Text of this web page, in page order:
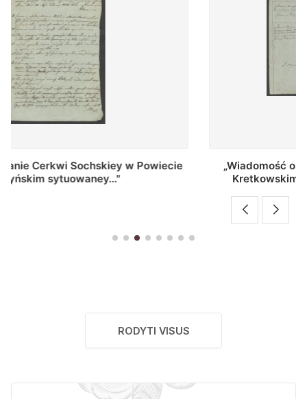
„Wiadomość o bezmiestnym Xiędzu Marcinianie
Kretkowskim bywszym Parochu y Dziekania
RODYTI VISUS